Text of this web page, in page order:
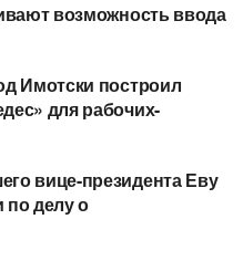
возможность ввода
Имотски построил
для рабочих-
вице-президента Еву
по делу о